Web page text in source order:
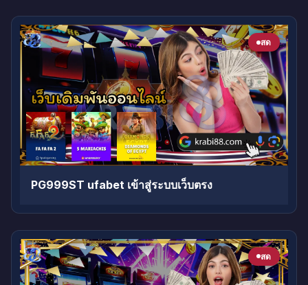
สด
PG999ST ufabet เข้าสู่ระบบเว็บตรง
สด